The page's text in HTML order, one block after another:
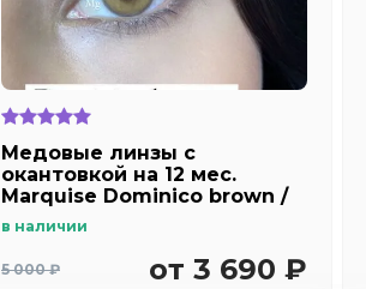
Медовые линзы c
окантовкой на 12 мес.
Marquise Dominico brown /
светлых и темных глаз с
диоптриями
в наличии
5 000 ₽ от 3 690 ₽